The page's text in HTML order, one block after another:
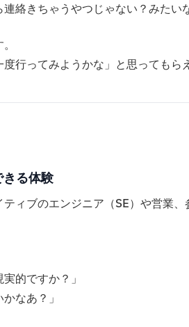
絡きちゃうやつじゃない？みたい
行ってみようかな」と思ってもら
きる体験
ィブのエンジニア（SE）や営業
的ですか？」
なあ？」